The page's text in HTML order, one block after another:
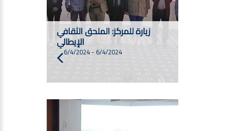
زيارة للمركز: الملحق الثقافي
الإيطالي
6/4/2024
-
6/4/2024